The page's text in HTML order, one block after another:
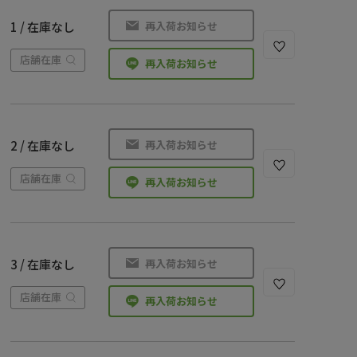
1 / 在庫なし
店舗在庫
再入荷お知らせ
再入荷お知らせ
2 / 在庫なし
店舗在庫
再入荷お知らせ
再入荷お知らせ
3 / 在庫なし
店舗在庫
再入荷お知らせ
再入荷お知らせ